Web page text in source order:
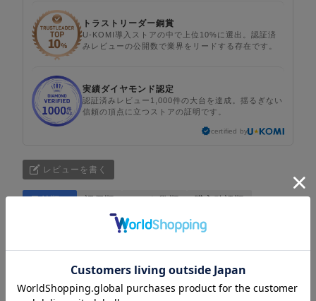
トラストリーダー銅賞
U-KOMI導入ストアの中で上位10%に選出。認証済
みレビューの公開数で業界をリードする存在です。
実績ダイヤモンド認定
認証済みレビュー1,000件の大台を達成。揺るぎない
信頼の頂点に立つストアの証明です。
certified by
レビューを書く
日付順 ↓ 評価順 いいね数順
購入確認順